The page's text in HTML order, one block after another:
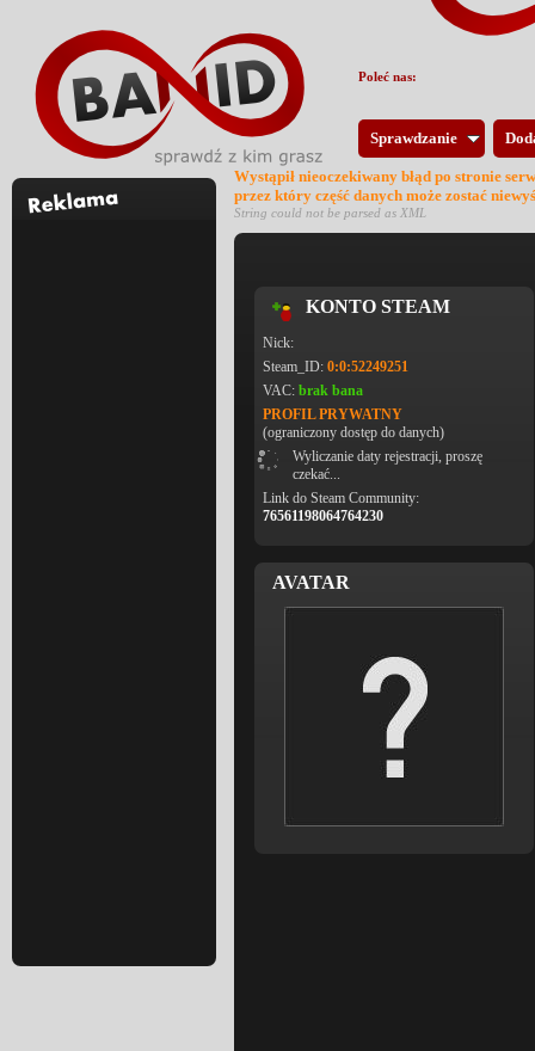
Sprawdzanie
Wystąpił nieoczekiwany błąd po stronie
przez który część danych może zostać
String could not be parsed as XML
KONTO STEAM
Nick:
Steam_ID: 0:0:52249251
VAC: brak bana
PROFIL PRYWATNY
(ograniczony dostęp do danych)
Wyliczanie daty rejestracji, proszę
czekać...
Link do Steam Community:
76561198064764230
AVATAR
Poleć nas: